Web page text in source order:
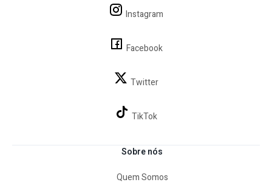
Sobre nós
Quem Somos
Instagram
Facebook
Twitter
TikTok